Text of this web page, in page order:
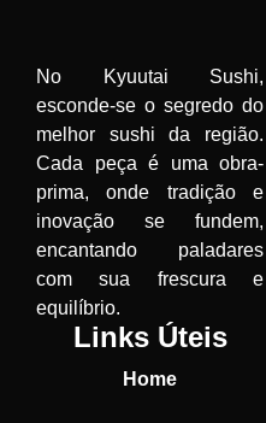
No Kyuutai Sushi,
esconde-se o segredo do
melhor sushi da região.
Cada peça é uma obra-
prima, onde tradição e
inovação se fundem,
encantando paladares
com sua frescura e
equilíbrio.
Links Úteis
Home